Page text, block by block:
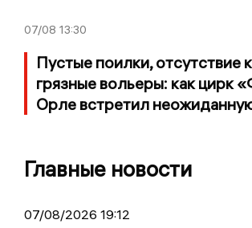
07/08 13:30
Пустые поилки, отсутствие
грязные вольеры: как цирк
Орле встретил
Главные новости
07/08/2026 19:12